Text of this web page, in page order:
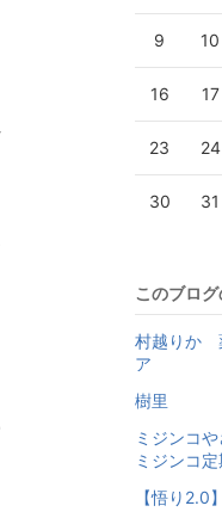
9 10
16 17
23 24
30 31
このブロ
村越りか
ア
樹里
ミジンコ
ミジンコ
【悟り2.0